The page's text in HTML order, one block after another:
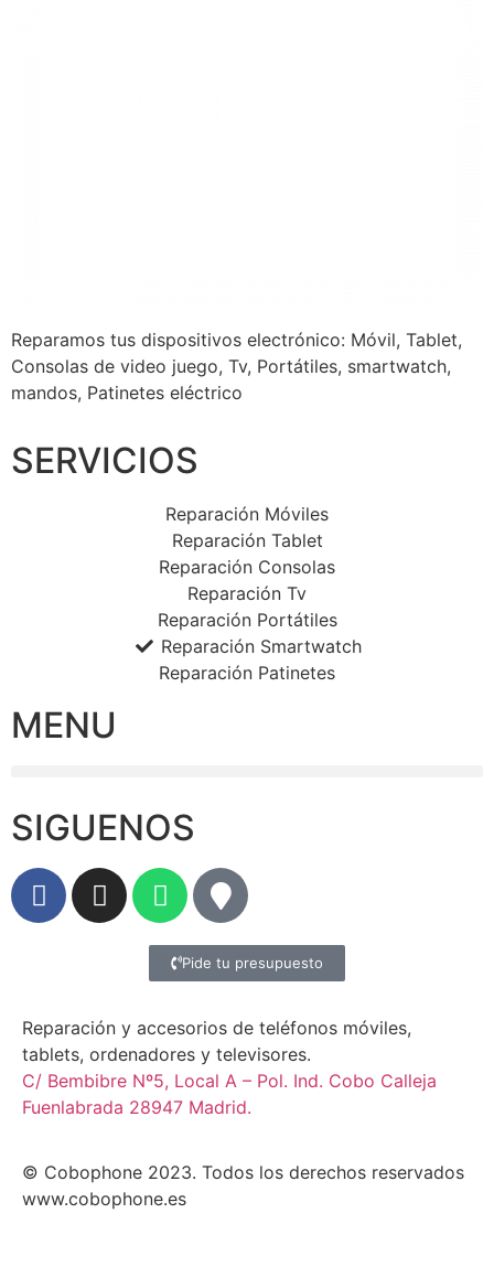
Reparamos tus dispositivos electrónico: Móvil, Tablet,
Consolas de video juego, Tv, Portátiles, smartwatch,
mandos, Patinetes eléctrico
SERVICIOS
Reparación Móviles
Reparación Tablet
Reparación Consolas
Reparación Tv
Reparación Portátiles
Reparación Smartwatch
Reparación Patinetes
MENU
SIGUENOS
Pide tu presupuesto
Reparación y accesorios de teléfonos móviles,
tablets, ordenadores y televisores.
C/ Bembibre Nº5, Local A – Pol. Ind. Cobo Calleja
Fuenlabrada 28947 Madrid.
© Cobophone 2023. Todos los derechos reservados
www.cobophone.es